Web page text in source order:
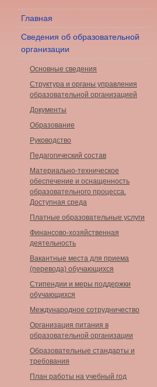
Главная
Сведения об образовательной
организации
Основные сведения
Структура и органы управления
образовательной организацией
Документы
Образование
Руководство
Педагогический состав
Материально-техническое
обеспечение и оснащенность
образовательного процесса.
Доступная среда
Платные образовательные услуги
Финансово-хозяйственная
деятельность
Вакантные места для приема
(перевода) обучающихся
Стипендии и меры поддержки
обучающихся
Международное сотрудничество
Организация питания в
образовательной организации
Образовательные стандарты и
требования
План работы на учебный год